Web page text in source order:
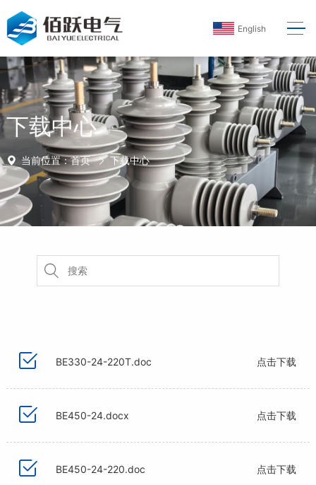
English
下载中心
当前位置：首页 下载中心
BE330-24-220T.doc 点击下载
BE450-24.docx 点击下载
BE450-24-220.doc 点击下载